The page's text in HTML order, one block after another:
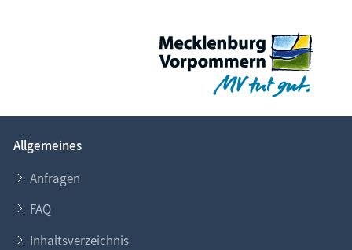
Ihr Ferien­objektim Informa­tions­
system www.Fischland-Darss-Zingst.net
uns auf. Lesen Sie auch unsere
Gastgeber.
Allgemeines
Anfragen
FAQ
Inhaltsverzeichnis